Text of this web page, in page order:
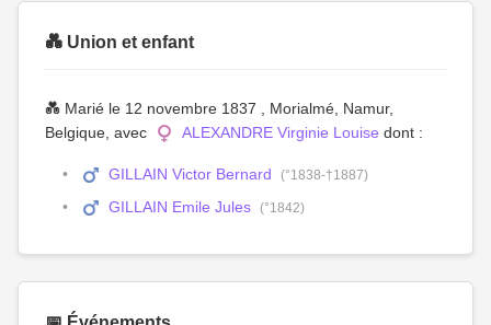
💑 Union et enfant
💑 Marié le 12 novembre 1837 , Morialmé, Namur,
Belgique, avec
ALEXANDRE Virginie Louise dont :
GILLAIN Victor Bernard (°1838-†1887)
GILLAIN Emile Jules (°1842)